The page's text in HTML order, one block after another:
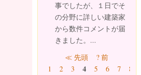
事でしたが、１日でそ
の分野に詳しい建築家
から数件コメントが届
きました。...
ページ≪ 先頭
? 前
1
2 3 4 5 6 7 8